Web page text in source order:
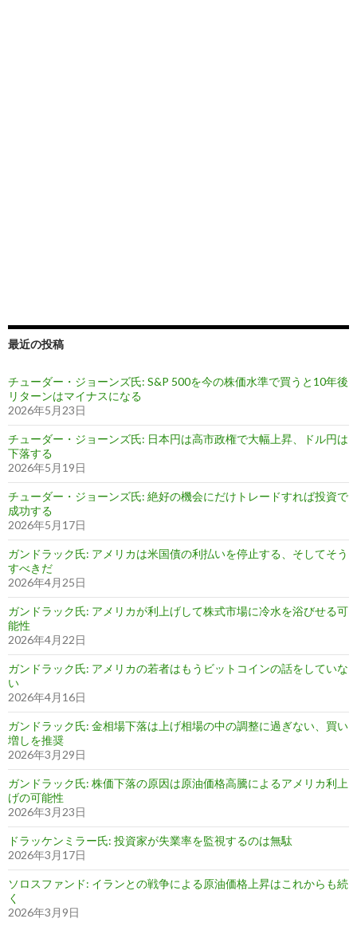
最近の投稿
チューダー・ジョーンズ氏: S&P 500を今の株価水準で買うと10年後
リターンはマイナスになる
2026年5月23日
チューダー・ジョーンズ氏: 日本円は高市政権で大幅上昇、ドル円は
下落する
2026年5月19日
チューダー・ジョーンズ氏: 絶好の機会にだけトレードすれば投資で
成功する
2026年5月17日
ガンドラック氏: アメリカは米国債の利払いを停止する、そしてそう
すべきだ
2026年4月25日
ガンドラック氏: アメリカが利上げして株式市場に冷水を浴びせる可
能性
2026年4月22日
ガンドラック氏: アメリカの若者はもうビットコインの話をしていな
い
2026年4月16日
ガンドラック氏: 金相場下落は上げ相場の中の調整に過ぎない、買い
増しを推奨
2026年3月29日
ガンドラック氏: 株価下落の原因は原油価格高騰によるアメリカ利上
げの可能性
2026年3月23日
ドラッケンミラー氏: 投資家が失業率を監視するのは無駄
2026年3月17日
ソロスファンド: イランとの戦争による原油価格上昇はこれからも続
く
2026年3月9日